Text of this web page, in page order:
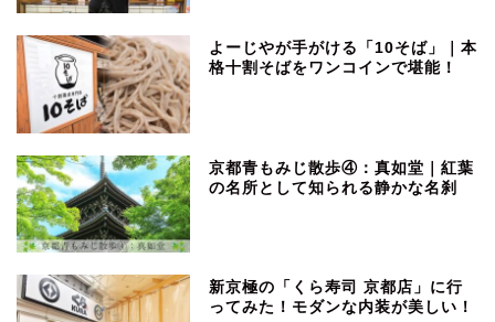
よーじやが手がける「10そば」｜本
格十割そばをワンコインで堪能！
京都青もみじ散歩④：真如堂｜紅葉
の名所として知られる静かな名刹
新京極の「くら寿司 京都店」に行
ってみた！モダンな内装が美しい！